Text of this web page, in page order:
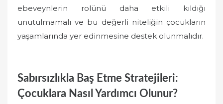
ebeveynlerin rolünü daha etkili kıldığı
unutulmamalı ve bu değerli niteliğin çocukların
yaşamlarında yer edinmesine destek olunmalıdır.
Sabırsızlıkla Baş Etme Stratejileri:
Çocuklara Nasıl Yardımcı Olunur?